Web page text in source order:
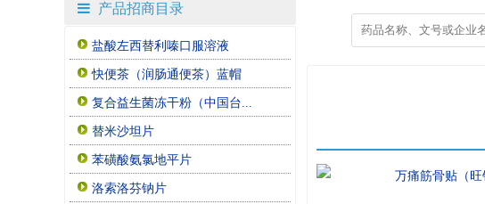
产品招商目录
盐酸左西替利嗪口服溶液
快便茶（润肠通便茶）蓝帽
复合益生菌冻干粉（中国台...
替米沙坦片
苯磺酸氨氯地平片
洛索洛芬钠片